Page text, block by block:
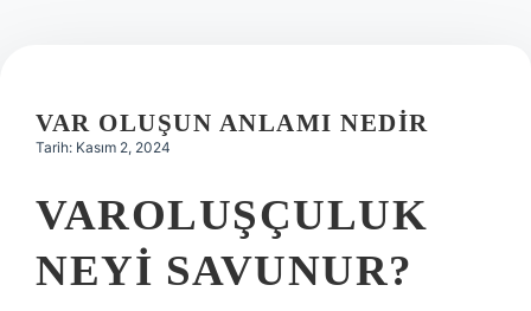
VAR OLUŞUN ANLAMI NEDIR
Tarih: Kasım 2, 2024
VAROLUŞÇULUK
NEYI SAVUNUR?